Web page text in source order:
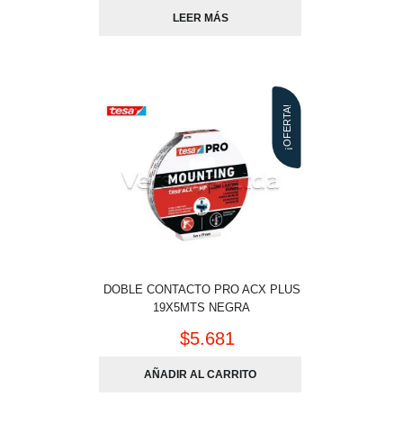
LEER MÁS
¡OFERTA!
DOBLE CONTACTO PRO ACX PLUS
19X5MTS NEGRA
$5.681
AÑADIR AL CARRITO